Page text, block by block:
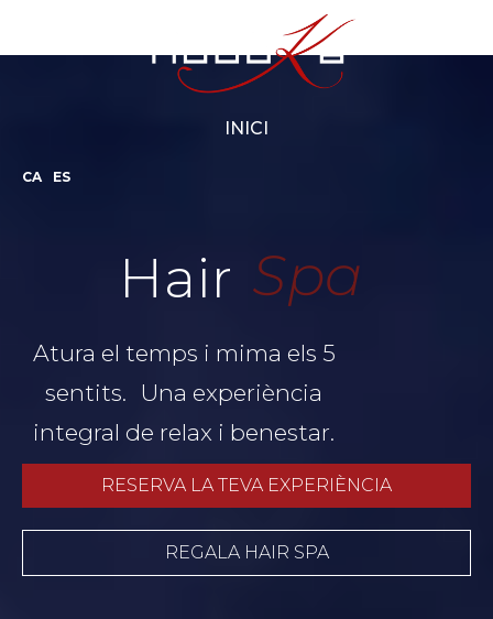
INICI
CA ES
Hair Spa
Atura el temps i mima els 5
sentits. Una experiència
integral de relax i benestar.
RESERVA LA TEVA EXPERIÈNCIA
REGALA HAIR SPA